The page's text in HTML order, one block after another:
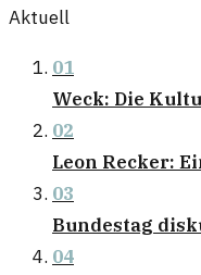
Aktuell
01
Weck: Die
02
Leon Recker:
03
Bundestag
04